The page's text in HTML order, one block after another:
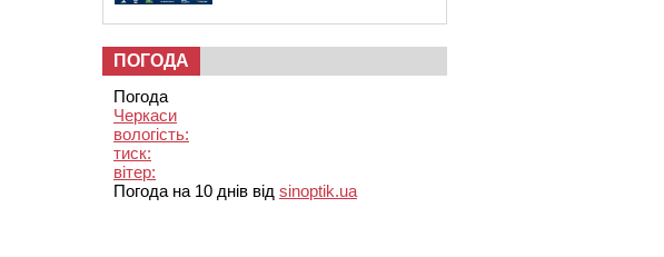
ПОГОДА
Погода
Черкаси
вологість:
тиск:
вітер:
Погода на 10 днів від sinoptik.ua